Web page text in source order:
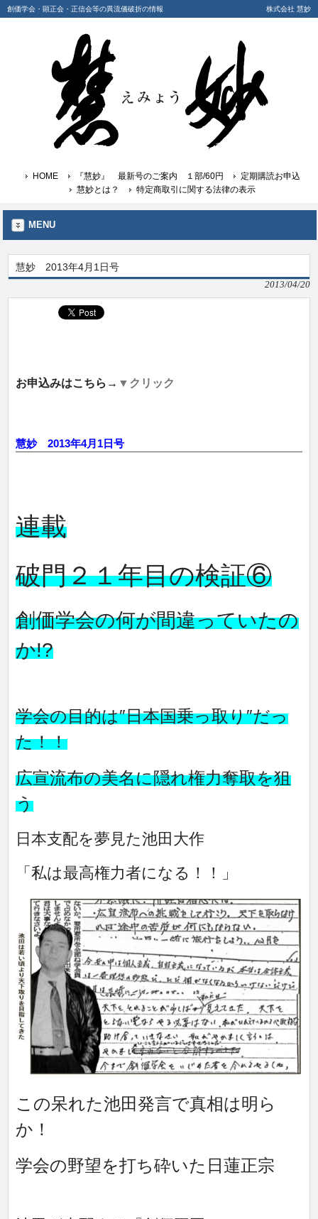
創価学会・顕正会・正信会等の異流儀破折の情報 株式会社 慧妙
HOME 『慧妙』 最新号のご案内 １部/60円
定期購読お申込
慧妙とは？
特定商取引に関する法律の表示
MENU
慧妙 2013年4月1日号
2013/04/20
お申込みはこちら→ ▼クリック
慧妙 2013年4月1日号
連載
破門２１年目の検証⑥
創価学会の何が間違っていたの
か!?
学会の目的は″日本国乗っ取り″だっ
た！！
広宣流布の美名に隠れ権力奪取を狙
う
日本支配を夢見た池田大作
「私は最高権力者になる！！」
この呆れた池田発言で真相は明ら
か！
学会の野望を打ち砕いた日蓮正宗